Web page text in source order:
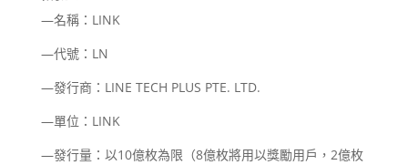
—名稱：LINK
—代號：LN
—發行商：LINE TECH PLUS PTE. LTD.
—單位：LINK
—發行量：以10億枚為限（8億枚將用以獎勵用戶，2億枚